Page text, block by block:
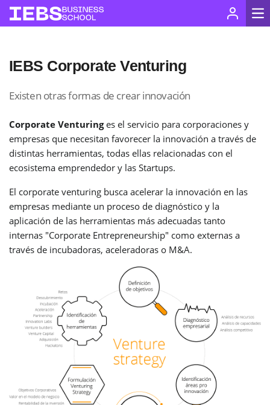
IEBS Corporate Venturing
Existen otras formas de crear innovación
Corporate Venturinges el servicio para corporaciones y
empresas que necesitan favorecer la innovación a través de
distintas herramientas, todas ellas relacionadas con el
ecosistema emprendedor y las Startups.
El corporate venturing busca acelerar la innovación en las
empresas mediante un proceso de diagnóstico y la
aplicación de las herramientas más adecuadas tanto
internas "Corporate Entrepreneurship" como externas a
través de incubadoras, aceleradoras o M&A.